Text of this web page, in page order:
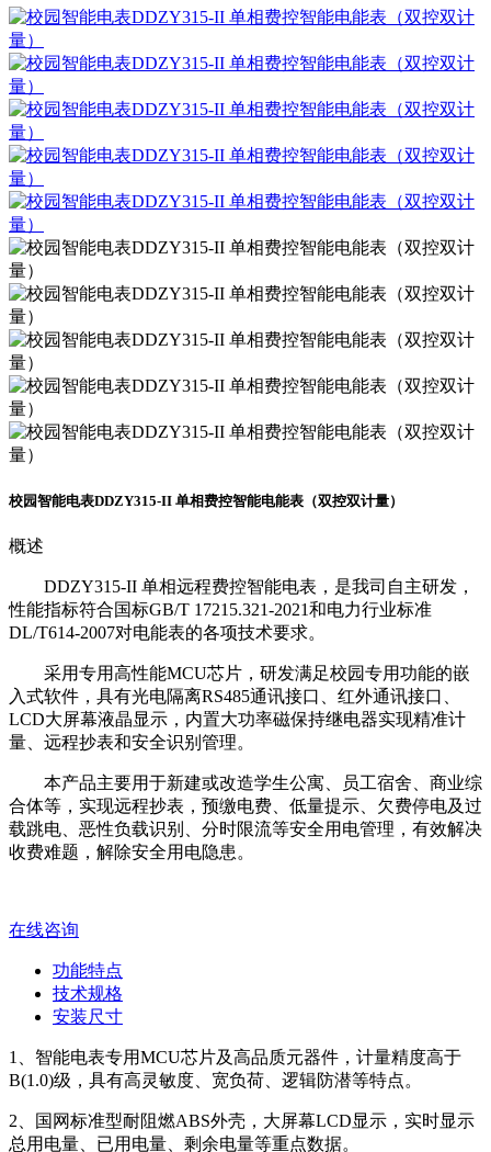
校园智能电表DDZY315-II 单相费控智能电能表（双控双计量）
概述
DDZY315-II 单相远程费控智能电表，是我司自主研发，
性能指标符合国标GB/T 17215.321-2021和电力行业标准
DL/T614-2007对电能表的各项技术要求。
采用专用高性能MCU芯片，研发满足校园专用功能的嵌
入式软件，具有光电隔离RS485通讯接口、红外通讯接口、
LCD大屏幕液晶显示，内置大功率磁保持继电器实现精准计
量、远程抄表和安全识别管理。
本产品主要用于新建或改造学生公寓、员工宿舍、商业综
合体等，实现远程抄表，预缴电费、低量提示、欠费停电及过
载跳电、恶性负载识别、分时限流等安全用电管理，有效解决
收费难题，解除安全用电隐患。
在线咨询
功能特点
技术规格
安装尺寸
1、智能电表专用MCU芯片及高品质元器件，计量精度高于
B(1.0)级，具有高灵敏度、宽负荷、逻辑防潜等特点。
2、国网标准型耐阻燃ABS外壳，大屏幕LCD显示，实时显示
总用电量、已用电量、剩余电量等重点数据。